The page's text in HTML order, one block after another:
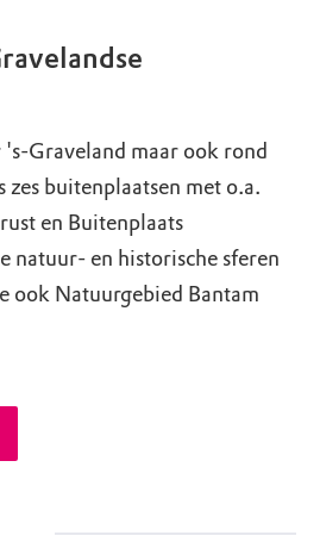
Graveland maar ook rond
buitenplaatsen met o.a.
en Buitenplaats
natuur- en historische sferen
ook Natuurgebied Bantam